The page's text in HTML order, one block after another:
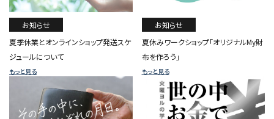
ガイドライン
実店舗へのアクセス
お知らせ
夏季休業とオンラインショップ発送スケ
ジュールについて
もっと見る
お知らせ
夏休みワークショップ「オリジナルMy財
布を作ろう」
もっと見る